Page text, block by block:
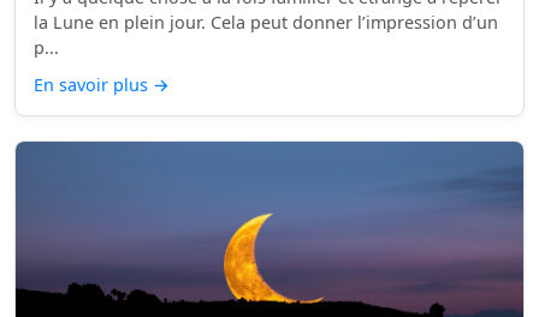
la Lune en plein jour. Cela peut donner l’impression d’un
p...
En savoir plus →